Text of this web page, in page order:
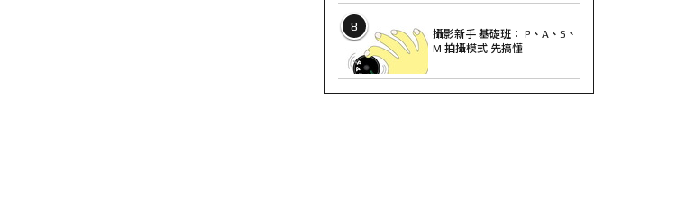
8
攝影新手 基礎班： P、A、S、
M 拍攝模式 先搞懂